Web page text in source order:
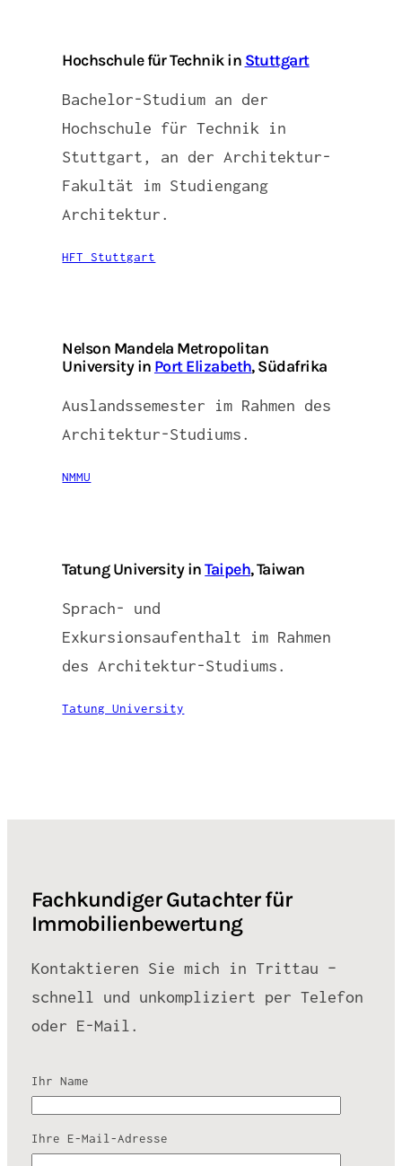
Hochschule für Technik in Stuttgart
Bachelor-Studium an der
Hochschule für Technik in
Stuttgart, an der Architektur-
Fakultät im Studiengang
Architektur.
HFT Stuttgart
Nelson Mandela Metropolitan
University in Port Elizabeth, Südafrika
Auslandssemester im Rahmen des
Architektur-Studiums.
NMMU
Tatung University inTaipeh, Taiwan
Sprach- und
Exkursionsaufenthalt im Rahmen
des Architektur-Studiums.
Tatung University
Fachkundiger Gutachter für
Immobilienbewertung
Kontaktieren Sie mich in Trittau –
schnell und unkompliziert per Telefon
oder E-Mail.
Ihr Name
Ihre E-Mail-Adresse